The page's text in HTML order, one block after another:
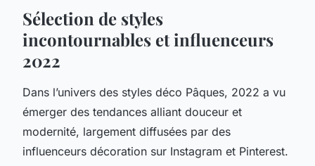
Sélection de styles
incontournables et influenceurs
2022
Dans l’univers des styles déco Pâques, 2022 a vu
émerger des tendances alliant douceur et
modernité, largement diffusées par des
influenceurs décoration sur Instagram et Pinterest.